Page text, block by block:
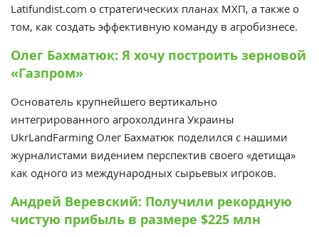
Latifundist.com о стратегических планах МХП, а также о
том, как создать эффективную команду в агробизнесе.
Олег Бахматюк: Я хочу построить зерновой
«Газпром»
Основатель крупнейшего вертикально
интегрированного агрохолдинга Украины
UkrLandFarming Олег Бахматюк поделился с нашими
журналистами видением перспектив своего «детища»
как одного из международных сырьевых игроков.
Андрей Веревский: Получили рекордную
чистую прибыль в размере $225 млн